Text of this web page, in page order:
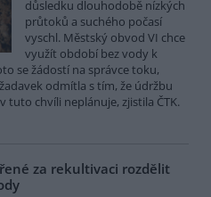
důsledku dlouhodobě nízkých
průtoků a suchého počasí
vyschl. Městský obvod VI chce
využít období bez vody k
se žádostí na správce toku,
odmítla s tím, že údržbu
tuto chvíli neplánuje, zjistila ČTK.
za rekultivaci rozdělit